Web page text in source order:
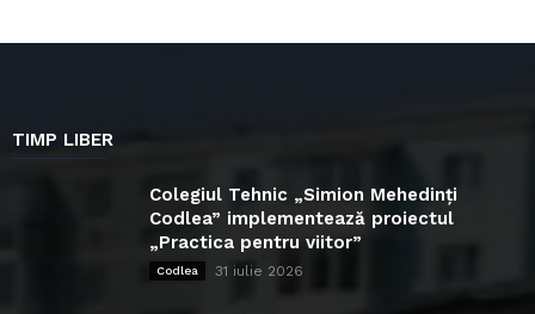
TIMP LIBER
Colegiul Tehnic „Simion Mehedinți
Codlea” implementează proiectul
„Practica pentru viitor”
Codlea 31 iulie 2026